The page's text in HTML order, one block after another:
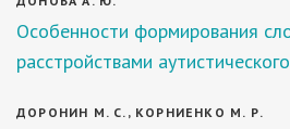
Особенности формирования
расстройствами
ДОРОНИН М. С., КОРНИЕНКО М. Р.